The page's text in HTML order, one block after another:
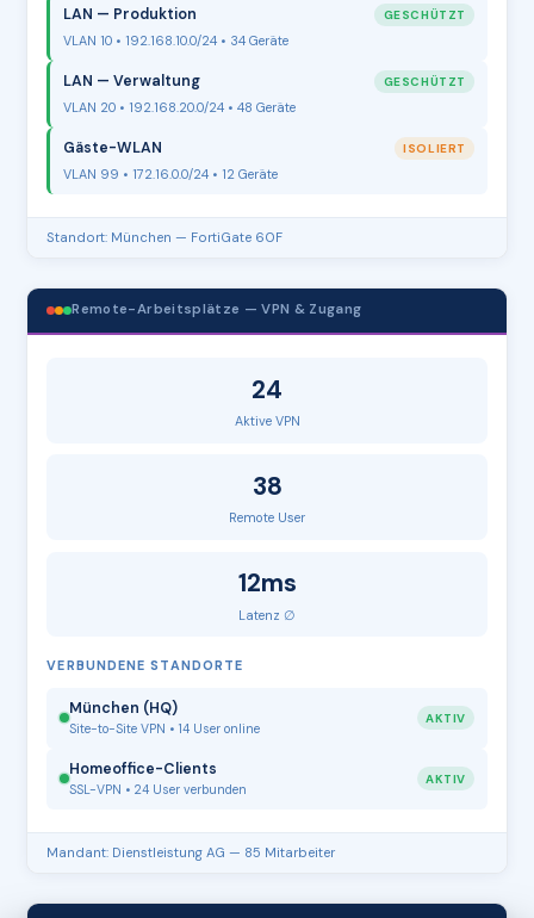
LAN — Produktion GESCHÜTZT
VLAN 10 • 192.168.10.0/24 • 34 Geräte
LAN — Verwaltung GESCHÜTZT
VLAN 20 • 192.168.20.0/24 • 48 Geräte
Gäste-WLAN ISOLIERT
VLAN 99 • 172.16.0.0/24 • 12 Geräte
Standort: München — FortiGate 60F
Remote-Arbeitsplätze — VPN & Zugang
24
Aktive VPN
38
Remote User
12ms
Latenz ∅
VERBUNDENE STANDORTE
München (HQ)
Site-to-Site VPN • 14 User online
AKTIV
Homeoffice-Clients
SSL-VPN • 24 User verbunden
AKTIV
Mandant: Dienstleistung AG — 85 Mitarbeiter